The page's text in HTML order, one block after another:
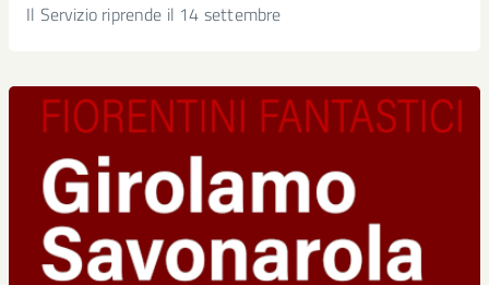
Il Servizio riprende il 14 settembre